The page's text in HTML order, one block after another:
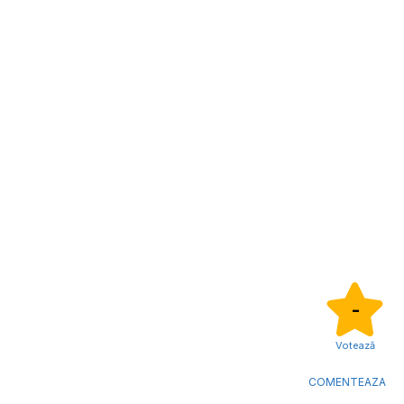
-
Votează
COMENTEAZA